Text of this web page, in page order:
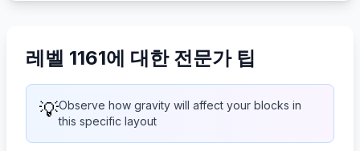
레벨 1161에 대한 전문가 팁
💡Observe how gravity will affect your blocks in
this specific layout